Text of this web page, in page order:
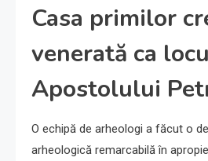
Casa primilor
venerată ca
Apostolului
O echipă de arheologi a făcut o
arheologică remarcabilă în